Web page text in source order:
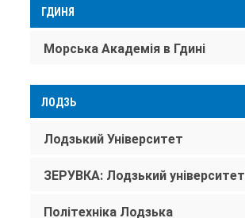
ГДИНЯ
Морська Академія в Гдині
ЛОДЗЬ
Лодзький Університет
ЗЕРУВКА: Лодзький університет
Політехніка Лодзька